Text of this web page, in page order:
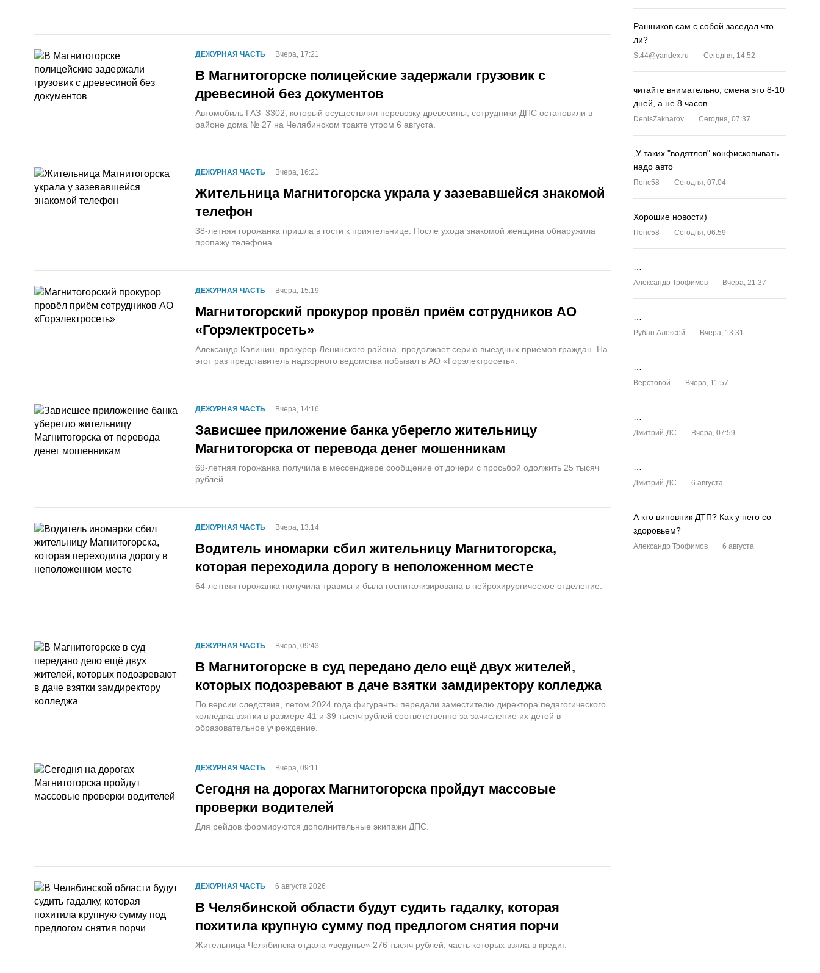
ДЕЖУРНАЯ ЧАСТЬ Вчера, 17:21
В Магнитогорске полицейские задержали грузовик с
древесиной без документов
Автомобиль ГАЗ–3302, который осуществлял перевозку древесины, сотрудники ДПС остановили в
районе дома № 27 на Челябинском тракте утром 6 августа.
ДЕЖУРНАЯ ЧАСТЬ Вчера, 16:21
Жительница Магнитогорска украла у зазевавшейся знакомой
телефон
38-летняя горожанка пришла в гости к приятельнице. После ухода знакомой женщина обнаружила
пропажу телефона.
ДЕЖУРНАЯ ЧАСТЬ Вчера, 15:19
Магнитогорский прокурор провёл приём сотрудников АО
«Горэлектросеть»
Александр Калинин, прокурор Ленинского района, продолжает серию выездных приёмов граждан. На
этот раз представитель надзорного ведомства побывал в АО «Горэлектросеть».
ДЕЖУРНАЯ ЧАСТЬ Вчера, 14:16
Зависшее приложение банка уберегло жительницу
Магнитогорска от перевода денег мошенникам
69-летняя горожанка получила в мессенджере сообщение от дочери с просьбой одолжить 25 тысяч
рублей.
ДЕЖУРНАЯ ЧАСТЬ Вчера, 13:14
Водитель иномарки сбил жительницу Магнитогорска,
которая переходила дорогу в неположенном месте
64-летняя горожанка получила травмы и была госпитализирована в нейрохирургическое отделение.
ДЕЖУРНАЯ ЧАСТЬ Вчера, 09:43
В Магнитогорске в суд передано дело ещё двух жителей,
которых подозревают в даче взятки замдиректору колледжа
По версии следствия, летом 2024 года фигуранты передали заместителю директора педагогического
колледжа взятки в размере 41 и 39 тысяч рублей соответственно за зачисление их детей в
образовательное учреждение.
ДЕЖУРНАЯ ЧАСТЬ Вчера, 09:11
Сегодня на дорогах Магнитогорска пройдут массовые
проверки водителей
Для рейдов формируются дополнительные экипажи ДПС.
ДЕЖУРНАЯ ЧАСТЬ 6 августа 2026
В Челябинской области будут судить гадалку, которая
похитила крупную сумму под предлогом снятия порчи
Жительница Челябинска отдала «ведунье» 276 тысяч рублей, часть которых взяла в кредит.
Рашников сам с собой заседал что
ли?
St44@yandex.ru Сегодня, 14:52
читайте внимательно, смена это 8-10
дней, а не 8 часов.
DenisZakharov Сегодня, 07:37
,У таких "водятлов" конфисковывать
надо авто
Пенс58 Сегодня, 07:04
Хорошие новости)
Пенс58 Сегодня, 06:59
Александр Трофимов Вчера, 21:37
Рубан Алексей Вчера, 13:31
Верстовой Вчера, 11:57
Дмитрий-ДС Вчера, 07:59
Дмитрий-ДС 6 августа
А кто виновник ДТП? Как у него со
здоровьем?
Александр Трофимов 6 августа